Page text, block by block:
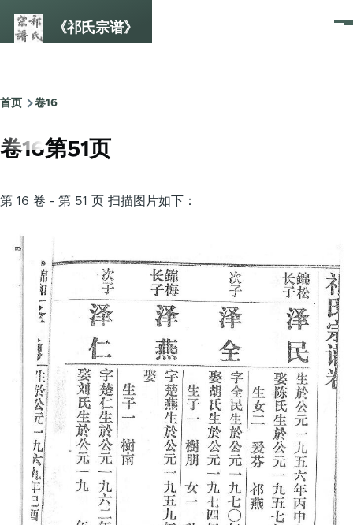
《祁氏宗谱》
菜
面
包
屑
首页 卷16
卷16第51页
第 16 卷 - 第 51 页 扫描图片如下：